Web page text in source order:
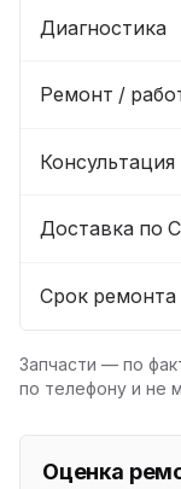
Диагностика
Ремонт /
Консультация
Доставка по
Срок ремонта
Запчасти — по
по телефону и не
Оценка